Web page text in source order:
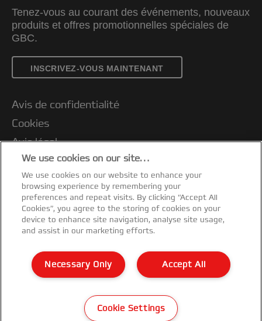
Tenez-vous au courant des événements, nouveaux
produits et offres promotionnelles spéciales de
GBC.
INSCRIVEZ-VOUS MAINTENANT
Avis de confidentialité
Cookies
Avis légal
Impression
Support client
Gérer mes données
Conditions de garantie
Guide du recyclage des emballages
Déclarations de conformité
Plan du site
©2026 ACCO Brands
We use cookies on our site…
We use cookies on our website to enhance your
browsing experience by remembering your
preferences and repeat visits. By clicking “Accept All
Cookies”, you agree to the storing of cookies on your
device to enhance site navigation, analyse site usage,
and assist in our marketing efforts.
Accept All
Necessary Only
Cookie Settings